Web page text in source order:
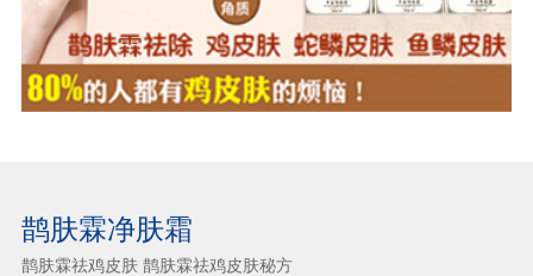
鹊肤霖净肤霜
鹊肤霖祛鸡皮肤 鹊肤霖祛鸡皮肤秘方